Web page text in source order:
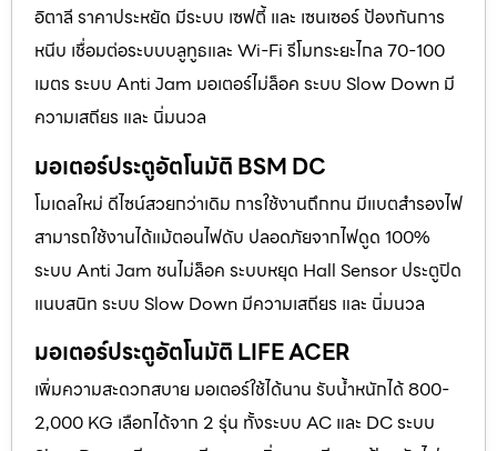
อิตาลี ราคาประหยัด มีระบบ เซฟตี้ และ เซนเซอร์ ป้องกันการ
หนีบ เชื่อมต่อระบบบลูทูธและ Wi-Fi รีโมทระยะไกล 70-100
เมตร ระบบ Anti Jam มอเตอร์ไม่ล็อค ระบบ Slow Down มี
ความเสถียร และ นิ่มนวล
มอเตอร์ประตูอัตโนมัติ BSM DC
โมเดลใหม่ ดีไซน์สวยกว่าเดิม การใช้งานถึกทน มีแบตสำรองไฟ
สามารถใช้งานได้แม้ตอนไฟดับ ปลอดภัยจากไฟดูด 100%
ระบบ Anti Jam ชนไม่ล็อค ระบบหยุด Hall Sensor ประตูปิด
แนบสนิท ระบบ Slow Down มีความเสถียร และ นิ่มนวล
มอเตอร์ประตูอัตโนมัติ LIFE ACER
เพิ่มความสะดวกสบาย มอเตอร์ใช้ได้นาน รับน้ำหนักได้ 800-
2,000 KG เลือกได้จาก 2 รุ่น ทั้งระบบ AC และ DC ระบบ